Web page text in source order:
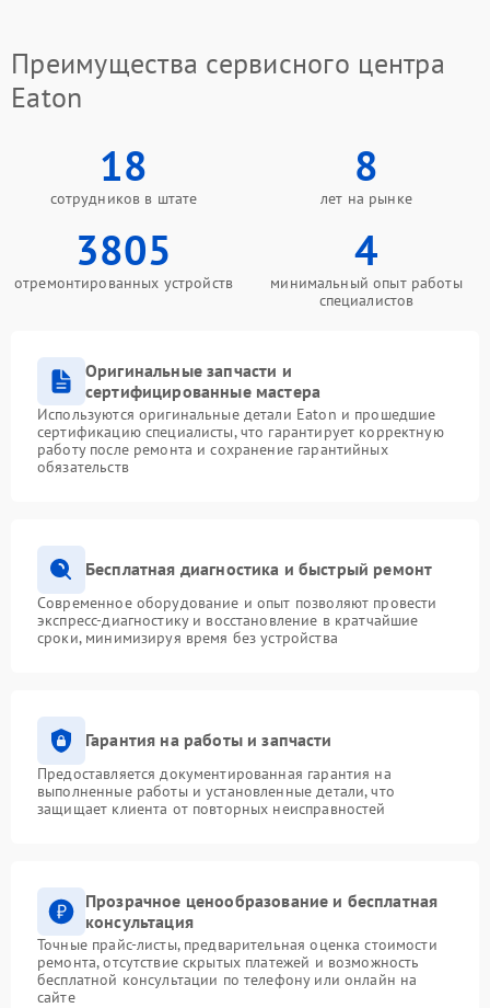
Преимущества сервисного центра
Eaton
18
сотрудников в штате
8
лет на рынке
3805
отремонтированных устройств
4
минимальный опыт работы
специалистов
Оригинальные запчасти и
сертифицированные мастера
Используются оригинальные детали Eaton и прошедшие
сертификацию специалисты, что гарантирует корректную
работу после ремонта и сохранение гарантийных
обязательств
Бесплатная диагностика и быстрый ремонт
Современное оборудование и опыт позволяют провести
экспресс-диагностику и восстановление в кратчайшие
сроки, минимизируя время без устройства
Гарантия на работы и запчасти
Предоставляется документированная гарантия на
выполненные работы и установленные детали, что
защищает клиента от повторных неисправностей
Прозрачное ценообразование и бесплатная
консультация
Точные прайс-листы, предварительная оценка стоимости
ремонта, отсутствие скрытых платежей и возможность
бесплатной консультации по телефону или онлайн на
сайте